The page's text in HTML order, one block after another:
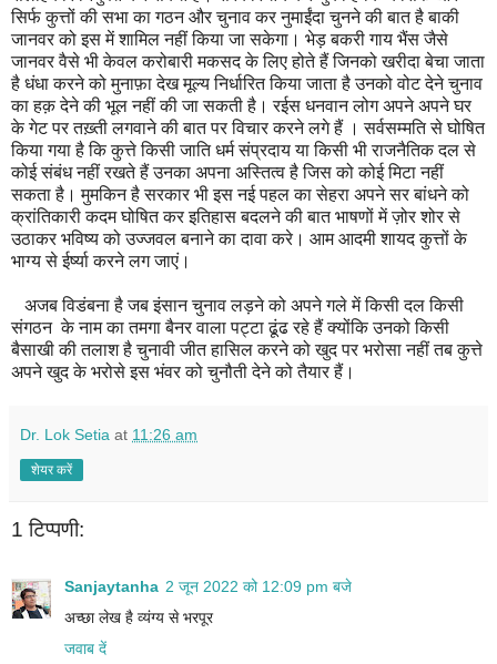
सिर्फ कुत्तों की सभा का गठन और चुनाव कर नुमाईंदा चुनने की बात है बाकी
जानवर को इस में शामिल नहीं किया जा सकेगा। भेड़ बकरी गाय भैंस जैसे
जानवर वैसे भी केवल करोबारी मकसद के लिए होते हैं जिनको खरीदा बेचा जाता
है धंधा करने को मुनाफ़ा देख मूल्य निर्धारित किया जाता है उनको वोट देने चुनाव
का हक़ देने की भूल नहीं की जा सकती है। रईस धनवान लोग अपने अपने घर
के गेट पर तख़्ती लगवाने की बात पर विचार करने लगे हैं । सर्वसम्मति से घोषित
किया गया है कि कुत्ते किसी जाति धर्म संप्रदाय या किसी भी राजनैतिक दल से
कोई संबंध नहीं रखते हैं उनका अपना अस्तित्व है जिस को कोई मिटा नहीं
सकता है। मुमकिन है सरकार भी इस नई पहल का सेहरा अपने सर बांधने को
क्रांतिकारी कदम घोषित कर इतिहास बदलने की बात भाषणों में ज़ोर शोर से
उठाकर भविष्य को उज्जवल बनाने का दावा करे। आम आदमी शायद कुत्तों के
भाग्य से ईर्ष्या करने लग जाएं।
अजब विडंबना है जब इंसान चुनाव लड़ने को अपने गले में किसी दल किसी
संगठन के नाम का तमगा बैनर वाला पट्टा ढूंढ रहे हैं क्योंकि उनको किसी
बैसाखी की तलाश है चुनावी जीत हासिल करने को खुद पर भरोसा नहीं तब कुत्ते
अपने खुद के भरोसे इस भंवर को चुनौती देने को तैयार हैं।
Dr. Lok Setia at 11:26 am
शेयर करें
1 टिप्पणी:
Sanjaytanha 2 जून 2022 को 12:09 pm बजे
अच्छा लेख है व्यंग्य से भरपूर
जवाब दें